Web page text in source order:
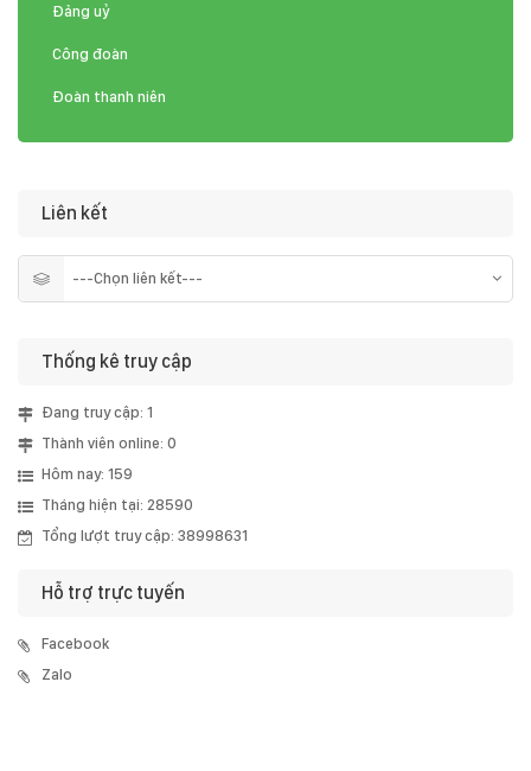
Đảng uỷ
Công đoàn
Đoàn thanh niên
Liên kết
Thống kê truy cập
Đang truy cập: 1
Thành viên online: 0
Hôm nay: 159
Tháng hiện tại: 28590
Tổng lượt truy cập: 38998631
Hỗ trợ trực tuyến
Facebook
Zalo